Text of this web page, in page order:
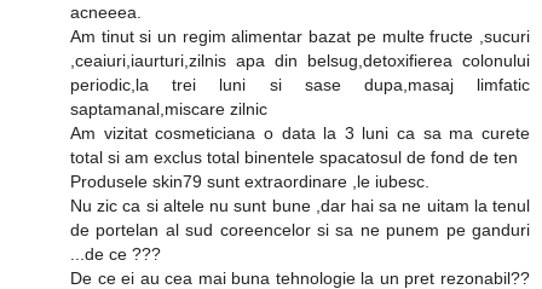
acneeea.
Am tinut si un regim alimentar bazat pe multe fructe ,sucuri
,ceaiuri,iaurturi,zilnis apa din belsug,detoxifierea colonului
periodic,la trei luni si sase dupa,masaj limfatic
saptamanal,miscare zilnic
Am vizitat cosmeticiana o data la 3 luni ca sa ma curete
total si am exclus total binentele spacatosul de fond de ten
Produsele skin79 sunt extraordinare ,le iubesc.
Nu zic ca si altele nu sunt bune ,dar hai sa ne uitam la tenul
de portelan al sud coreencelor si sa ne punem pe ganduri
...de ce ???
De ce ei au cea mai buna tehnologie la un pret rezonabil??